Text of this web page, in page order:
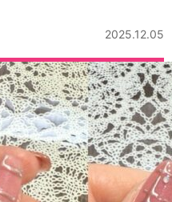
2025.12.05